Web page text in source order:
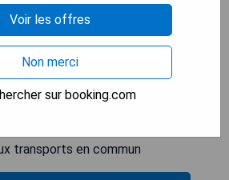
environnante est prisée pour le
de golf Chaparral situé à 6 km.
transports en commun
Voir les offres
Non merci
sur booking.com